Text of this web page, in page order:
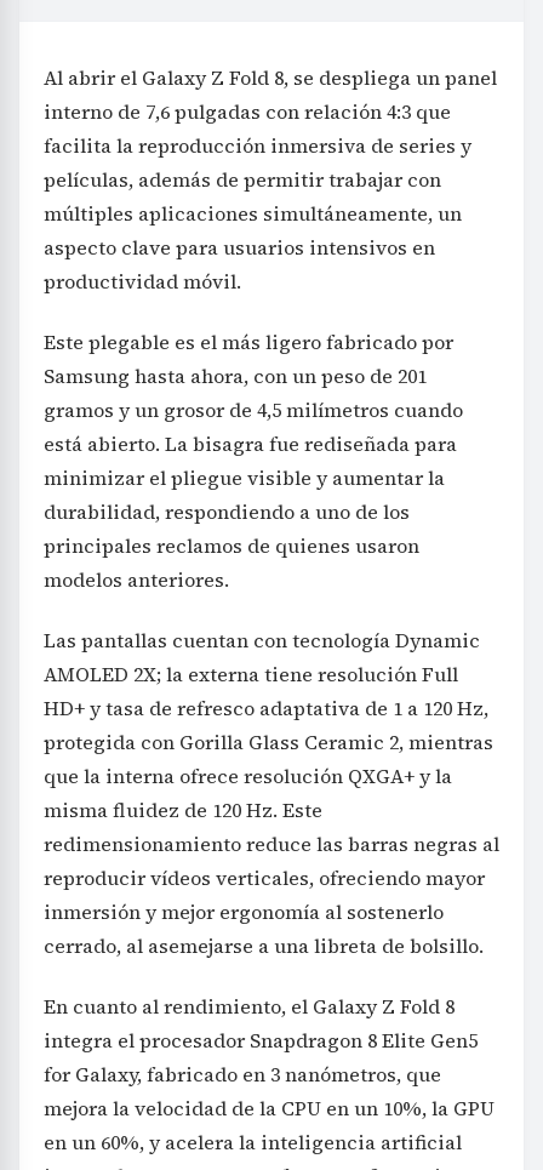
Al abrir el Galaxy Z Fold 8, se despliega un panel
interno de 7,6 pulgadas con relación 4:3 que
facilita la reproducción inmersiva de series y
películas, además de permitir trabajar con
múltiples aplicaciones simultáneamente, un
aspecto clave para usuarios intensivos en
productividad móvil.
Este plegable es el más ligero fabricado por
Samsung hasta ahora, con un peso de 201
gramos y un grosor de 4,5 milímetros cuando
está abierto. La bisagra fue rediseñada para
minimizar el pliegue visible y aumentar la
durabilidad, respondiendo a uno de los
principales reclamos de quienes usaron
modelos anteriores.
Las pantallas cuentan con tecnología Dynamic
AMOLED 2X; la externa tiene resolución Full
HD+ y tasa de refresco adaptativa de 1 a 120 Hz,
protegida con Gorilla Glass Ceramic 2, mientras
que la interna ofrece resolución QXGA+ y la
misma fluidez de 120 Hz. Este
redimensionamiento reduce las barras negras al
reproducir vídeos verticales, ofreciendo mayor
inmersión y mejor ergonomía al sostenerlo
cerrado, al asemejarse a una libreta de bolsillo.
En cuanto al rendimiento, el Galaxy Z Fold 8
integra el procesador Snapdragon 8 Elite Gen5
for Galaxy, fabricado en 3 nanómetros, que
mejora la velocidad de la CPU en un 10%, la GPU
en un 60%, y acelera la inteligencia artificial